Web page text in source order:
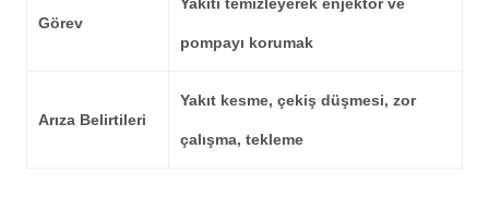
Görev
pompayı korumak
Arıza Belirtileri
Yakıt kesme, çekiş düşmesi, zor
çalışma, tekleme